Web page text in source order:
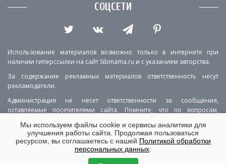
СОЦСЕТИ
Использование материалов возможно только в интернете при
наличии гиперссылки на сайт Sibmama.ru и с указанием авторства.
За содержание рекламных материалов ответственность несут
рекламодатели.
Администрация не несет ответственности за сообщения,
оставляемые посетителями сайта. Помните, что по вопросам,
РЕКЛАМА О ПРОЕКТЕ
КОНТАКТЫ
ПОЛИТИКА КОНФИДЕНЦИАЛЬНОСТИ
ВЕРСИЯ ДЛЯ КОМПЬЮТЕРА
Мы используем файлы cookie и сервисы аналитики для
улучшения работы сайта. Продолжая пользоваться
ресурсом, вы соглашаетесь с нашей Политикой обработки
персональных данных